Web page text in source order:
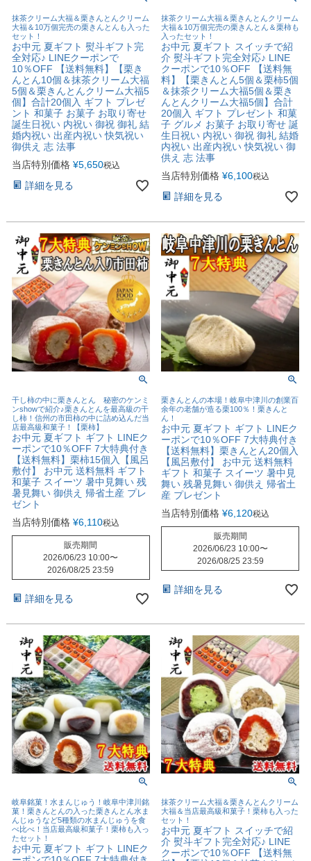
抹茶クリーム大福＆栗きんとんクリーム
大福＆10万個完売の栗きんとんも入った
セット！
お中元 夏ギフト 熨斗ギフト完
全対応♪ LINEクーポンで
10％OFF 【送料無料】【栗き
んとん10個＆抹茶クリーム大福
5個＆栗きんとんクリーム大福5
個】合計20個入 ギフト プレゼ
ント 和菓子 お菓子 お取り寄せ
誕生日祝い 内祝い 御祝 御礼 結
婚内祝い 出産内祝い 快気祝い
御供え 志 法事
当店特別価格 ¥5,650税込
詳細を見る
抹茶クリーム大福＆栗きんとんクリーム
大福＆10万個完売の栗きんとん＆栗柿も
入ったセット！
お中元 夏ギフト スイッチで紹
介 熨斗ギフト完全対応♪ LINE
クーポンで10％OFF 【送料無
料】【栗きんとん5個＆栗柿5個
＆抹茶クリーム大福5個＆栗き
んとんクリーム大福5個】合計
20個入 ギフト プレゼント 和菓
子 グルメ お菓子 お取り寄せ 誕
生日祝い 内祝い 御祝 御礼 結婚
内祝い 出産内祝い 快気祝い 御
供え 志 法事
当店特別価格 ¥6,100税込
詳細を見る
干し柿の中に栗きんとん 秘密のケンミ
ンshowで紹介♪栗きんとんを最高級の干
し柿！信州の市田柿の中に詰め込んだ当
店最高級和菓子！【栗柿】
お中元 夏ギフト ギフト LINEク
ーポンで10％OFF 7大特典付き
【送料無料】栗柿15個入【風呂
敷付】 お中元 送料無料 ギフト
和菓子 スイーツ 暑中見舞い 残
暑見舞い 御供え 帰省土産 プレ
ゼント
当店特別価格 ¥6,110税込
販売期間
2026/06/23 10:00〜
2026/08/25 23:59
詳細を見る
栗きんとんの本場！岐阜中津川の創業百
余年の老舗が造る栗100％！栗きんと
ん！
お中元 夏ギフト ギフト LINEク
ーポンで10％OFF 7大特典付き
【送料無料】栗きんとん20個入
【風呂敷付】 お中元 送料無料
ギフト 和菓子 スイーツ 暑中見
舞い 残暑見舞い 御供え 帰省土
産 プレゼント
当店特別価格 ¥6,120税込
販売期間
2026/06/23 10:00〜
2026/08/25 23:59
詳細を見る
岐阜銘菓！水まんじゅう！岐阜中津川銘
菓！栗きんとんの入った栗きんとん水ま
んじゅうなど5種類の水まんじゅうを食
べ比べ！当店最高級和菓子！栗柿も入っ
たセット！
お中元 夏ギフト ギフト LINEク
抹茶クリーム大福＆栗きんとんクリーム
大福＆当店最高級和菓子！栗柿も入った
セット！
お中元 夏ギフト スイッチで紹
介 熨斗ギフト完全対応♪ LINE
クーポンで10％OFF 【送料無